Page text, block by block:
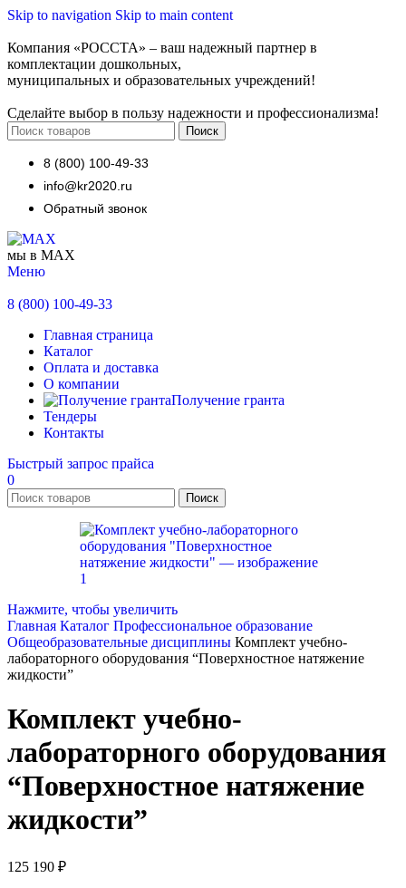
Skip to navigation Skip to main content
Компания «РОССТА» – ваш надежный партнер в
комплектации дошкольных,
муниципальных и образовательных учреждений!
Сделайте выбор в пользу надежности и профессионализма!
Поиск
8 (800) 100-49-33
info@kr2020.ru
Обратный звонок
мы в MAX
Меню
8 (800) 100-49-33
Главная страница
Каталог
Оплата и доставка
О компании
Получение гранта
Тендеры
Контакты
Быстрый запрос прайса
0
Поиск
Нажмите, чтобы увеличить
Главная Каталог Профессиональное образование
Общеобразовательные дисциплины Комплект учебно-
лабораторного оборудования “Поверхностное натяжение
жидкости”
Комплект учебно-
лабораторного оборудования
“Поверхностное натяжение
жидкости”
125 190 ₽